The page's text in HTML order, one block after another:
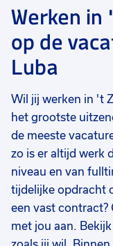
Werken
op de
Luba
Wil jij werken in 't
het grootste
de meeste
zo is er altijd werk
niveau en van
tijdelijke opdracht
een vast contract?
met jou aan. Bekijk